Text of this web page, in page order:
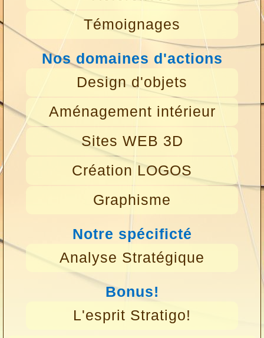
Témoignages
Nos domaines d'actions
Design d'objets
Aménagement intérieur
Sites WEB 3D
Création LOGOS
Graphisme
Notre spécificté
Analyse Stratégique
Bonus!
L'esprit Stratigo!